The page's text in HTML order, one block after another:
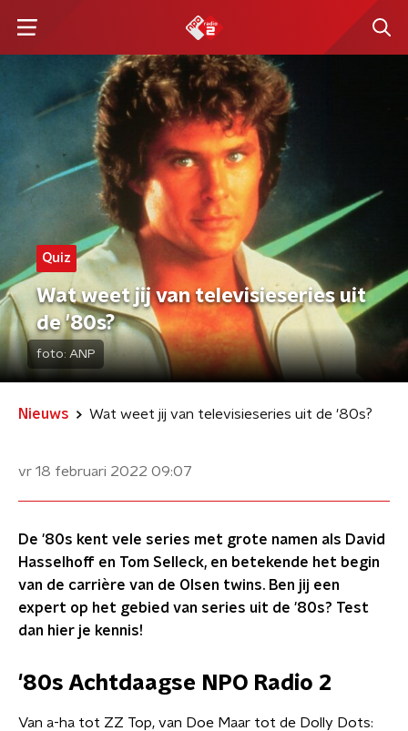
Quiz
Wat weet jij van televisieseries uit
de '80s?
foto: ANP
Nieuws Wat weet jij van televisieseries uit de '80s?
vr 18 februari 2022 09:07
De '80s kent vele series met grote namen als David
Hasselhoff en Tom Selleck, en betekende het begin
van de carrière van de Olsen twins. Ben jij een
expert op het gebied van series uit de '80s? Test
dan hier je kennis!
'80s Achtdaagse NPO Radio 2
Van a-ha tot ZZ Top, van Doe Maar tot de Dolly Dots: